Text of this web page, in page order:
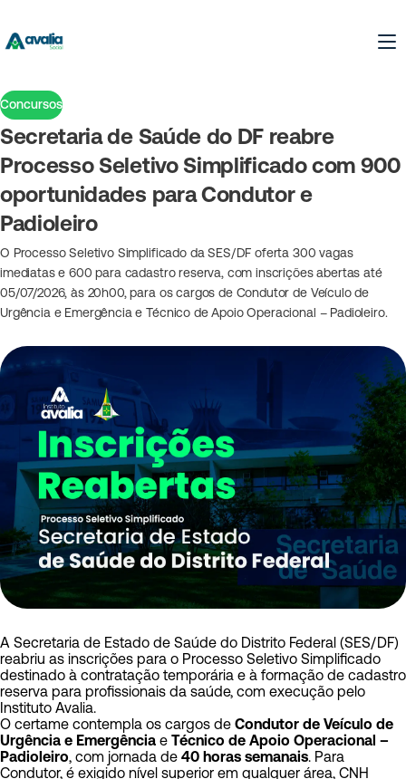
Concursos
Secretaria de Saúde do DF reabre
Processo Seletivo Simplificado com 900
oportunidades para Condutor e
Padioleiro
O Processo Seletivo Simplificado da SES/DF oferta 300 vagas
imediatas e 600 para cadastro reserva, com inscrições abertas até
05/07/2026, às 20h00, para os cargos de Condutor de Veículo de
Urgência e Emergência e Técnico de Apoio Operacional – Padioleiro.
A Secretaria de Estado de Saúde do Distrito Federal (SES/DF)
reabriu as inscrições para o Processo Seletivo Simplificado
destinado à contratação temporária e à formação de cadastro
reserva para profissionais da saúde, com execução pelo
Instituto Avalia.
O certame contempla os cargos de Condutor de Veículo de
Urgência e Emergência e
Técnico de Apoio Operacional –
Padioleiro, com jornada de 40 horas semanais. Para
Condutor, é exigido nível superior em qualquer área, CNH